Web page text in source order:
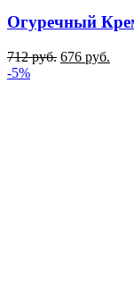
Огуречный
712руб. 676 руб.
-5%